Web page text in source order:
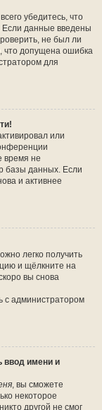
убедитесь, что
Если данные введены
не был ли
что допущена ошибка
для
или
время не
базы данных. Если
и активнее
легко получить
и щёлкните на
вы снова
с администратором
ввод имени и
, вы сможете
некоторое
другой не смог